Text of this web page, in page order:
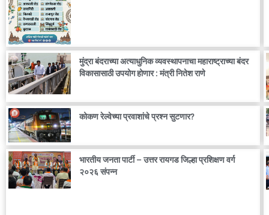
मुंद्रा बंदराच्या अत्याधुनिक व्यवस्थापनाचा महाराष्ट्राच्या बंदर
विकासासाठी उपयोग होणार : मंत्री नितेश राणे
कोकण रेल्वेच्या प्रवाशांचे प्रश्न सुटणार?
भारतीय जनता पार्टी – उत्तर रायगड जिल्हा प्रशिक्षण वर्ग
२०२६ संपन्न